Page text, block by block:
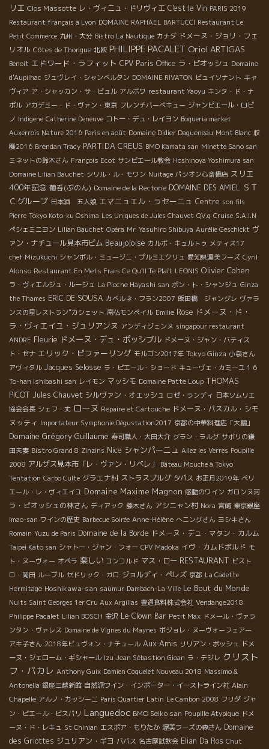
リエ Clos Massotte レ・ヴィニュ・ドリヴィエ C'est le Vin PARIS 2019
Restaurant français à Lyon DOMAINE RAPHAEL BARTUCCI Restaurant Le
Petit Commerce 九州・大分 Bistro La Nautique カナダ ドメーヌ・ジョリ・フェ
リオル Côtes de Thongue 北欧 PHILIPPE PACALET Oriol ARTIGAS
Benoit エドワード・ラフィット CPV Paris Office ラ・ピオッシュ Domaine
d'Aupilhac ジュヴレイ・シャンベルタン DOMAINE RIVATON ビュイソナント キャ
ヴィア ア・シャッカン・サ・ビュル アルボワ restaurant Yaoyu キンタ・ド・ナ
ポル アカデミー・ド・ヴァン・東京 フレンチバーベキュー ジャンピエール・ロビ
ノ Indigene Catherine Deneuve コトー・デュ・レイヨン Boqueria market
Auxerrois Nature 2016 Paris en août Domaine Didier Dagueneau Mont Blanc 収
穫2016 Brendan Tracy PARTIDA CREUS BMO Kamata san Minette Sano san
ミネットの鈴木さん François Ecot サンピエール教会 Hoshinoya Yoshimura san
Domaine Lilian Bauchet シリル・ル・モワン Nuitage パシオン心斎橋店 スリエ
400年記念 葡呑(ぶのん) Domaine de la Rectorie DOMAINE DES AMIEL ＳＴ
Ｃグループ 日本酒 五人娘 エマニュエル・ラセーニュ Centre son fils
Pierre Tokyo Koto-ku Oshima Les Uniques de Jules Chauvet QV.g Cruise S.A.I.N
ペシェミニヨン Lilian Bauchet Opéra Mr. Yasuhiro Shibuya Aurélie Geschickt ヴ
ァン・ナチュール見本市ビム Beaujoloise カルボ・キュルトゥ メティス17
chef Mizukuchi シャンボル・ミュージニ・プルミエクリュ 愛知県渥美フーズ Cyril
Alonso Restaurant En Mets Frais Ce Qu'Il Te Plaît LEONIS Olivier Cohen
ラ・ヴィエルジュ・ルージュ La Pioche Hayashi san ポン・ト・シャンジュ Ginza
the Thames ERIC DE SOUSA カベルネ・フラン2007 飯田橋 ジャングレ ヴァラ
ンスの星レストラン”カシェット 南仏モンペイル Emilie Rose ドメーヌ・ド・
ラ・ヴィエイユ・ジュリアンヌ アンディジェンヌ singapour restaurant
ANDRE Fleurie ドメーヌ・デュ・ポッシブル ドメーヌ・ジャン・バティス
ト・セナ エリック・ピファーリング モルゴン2017年 Tokyo Ginza 小泉さん
アヴィタル Jacques Selosse ラ・ピエール・ショード キューヴェ・カミーユ１６
To-han Ishibashi san レイモン マッシモ Domaine Patte Loup THOMAS
PICOT Jules Chauvet シルヴァン・オエッシュ ロゼ・ランディ 日本ソムリエ
協会会長 シェフ・丈 ローヌ Repaire et Cartouche ドメーヌ・パスカル・シモ
ヌッティ Importateur Symphonie Dégustation2017 京都の中華料理店「大鵬」
Domaine Grégory Guillaume 寿司職人・大田大介 グラン・ラルグ サボリの鎌
田夫妻 Bistro Grand 8 Zinzins Nice シャンパーニュ Allez les Verres Poupille
2008 アルザス見本市「レ・ヴァン・リベレ」
Bâteau Mouche à Tokyo
Tentation Carbo Culte グラエナ村 ストラスブルグ タパス お正月2019年 ペリ
エール・レ・ヴィエイユ Domaine Maxime Magnon 感動のワイン ガロンヌ河
ラ・ピオッシュの林さん ディアック 藤木さん アシニャン村 Nora 宮崎 東京銀座
Imao-san ワインの歴史 Barbecue Soirée Anne-Hélène へニングさん ヨシキさん
Romain Yuzu de Paris Domaine de la Borde ドメーヌ・デュ・マタン・カルム
Taipei Kato san シャトー・ジャン・フォー CPV Madoka イヴ・カムドボルド モ
ト・ヌーヴォー オペラ 楽しい コンコルド マス・ロー RESTAURANT ビスト
ロ・岡田 ルーブル セドリック・ガロ ジョルディ・ペレズ 京都 La Cadette
Hermitage Hoshikawa-san saumur Dambach-La-Ville Le Bout du Monde
Nuits Saint Georges 1er Cru Aux Argillas 豊通食料株式会社 Vendange2018
Philippe Pacalet Lilian BOSCH 金沢 Le Clown Bar Petit Max ドメール・ヴァラ
ンタン・ヴァレス Domaine de Vignes du Maynes ボジョレ・ヌーヴォーフェアー
アキ子さん 2018年ビュヴォン・ナチュール Aux Amis リリアン・ボッシュ ドメ
ーヌ・ジェローム・ギシャール Izu Jean Sébastion Gioan ラ・デジレ クリスト
フ・パカレ Anthony Guix Damien Coquelet Nouveau 2018 Massimo &
Antonella 銀座三越新館 自然派ワイン・インポーター・イーストライン社 Alain
Chapelle アルノ・カッシーニ Paris Quartier Latin Le Cambon 2008 フリダ ジャ
ン・ピエール・ビスパリ Languedoc BMO Seiko san Poupille Atypique ドメ
ーヌ・ド・レキュ St Chinian エスポア・もりたか 渥美フーズの森さん Domaine
des Griottes ジュリアン・ギヨ ババス 名古屋試飲会 Elian Da Ros Chut